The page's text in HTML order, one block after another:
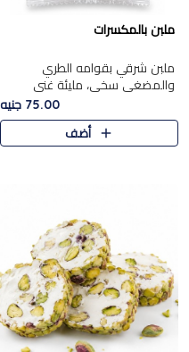
ملبن بالمكسرات
ملبن شرقي بقوامه الطري
والمضغي سخي، مليئة غني
بتشكيلة فاخرة من المكسرات
مشكلة المختارة التي تقدم تضيف
قرمشة مميزة مرضية ونكهة
75.00 جنيه
أضف